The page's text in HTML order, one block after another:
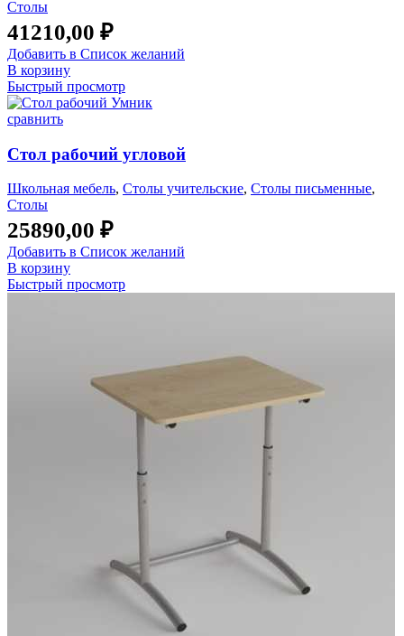
Столы
41210,00 ₽
Добавить в Список желаний
В корзину
Быстрый просмотр
сравнить
Стол рабочий угловой
Школьная мебель, Столы учительские, Столы письменные,
Столы
25890,00 ₽
Добавить в Список желаний
В корзину
Быстрый просмотр